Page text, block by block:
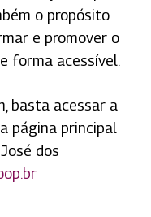
o propósito
e promover o
forma acessível.
basta acessar a
página principal
dos